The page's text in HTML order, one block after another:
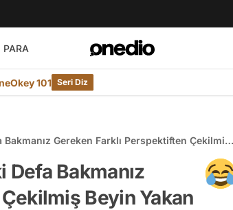
PARA
101 Seri Diz
Gereken Farklı Perspektiften Çekilmiş
Bakmanız
Beyin Yakan